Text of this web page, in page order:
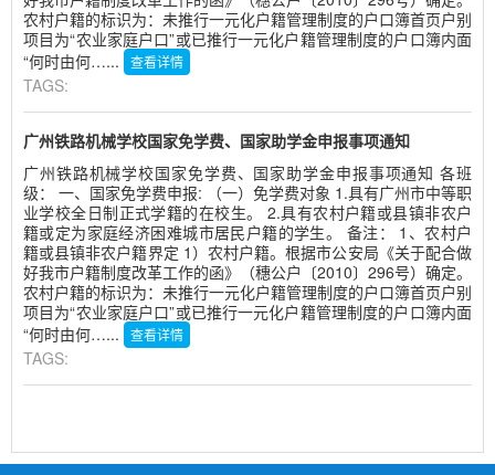
农村户籍的标识为：未推行一元化户籍管理制度的户口簿首页户别
项目为“农业家庭户口”或已推行一元化户籍管理制度的户口簿内面
“何时由何…...
查看详情
TAGS:
广州铁路机械学校国家免学费、国家助学金申报事项通知
广州铁路机械学校国家免学费、国家助学金申报事项通知 各班
级： 一、国家免学费申报: （一）免学费对象 1.具有广州市中等职
业学校全日制正式学籍的在校生。 2.具有农村户籍或县镇非农户
籍或定为家庭经济困难城市居民户籍的学生。 备注： 1、农村户
籍或县镇非农户籍界定 1）农村户籍。根据市公安局《关于配合做
好我市户籍制度改革工作的函》（穗公户〔2010〕296号）确定。
农村户籍的标识为：未推行一元化户籍管理制度的户口簿首页户别
项目为“农业家庭户口”或已推行一元化户籍管理制度的户口簿内面
“何时由何…...
查看详情
TAGS: